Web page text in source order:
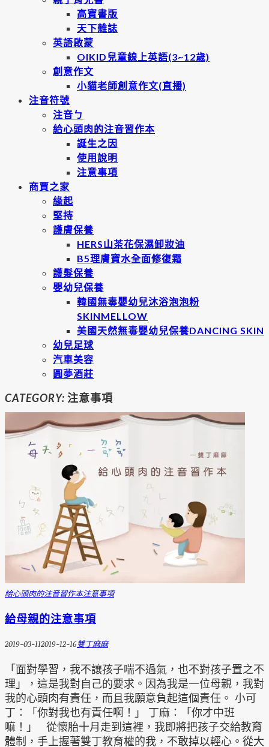
高寶書版
天下雜誌
英語啟蒙
OIKID兒童線上英語(3~12歲)
創意作文
小貓老師創意作文(直播)
注音符號
注音ㄅ
給心頭肉的注音習作本
誕生之因
使用說明
注意事項
商賈之家
緣起
堅持
護膚保養
HERS山茶花保濕卸妝油
B5理膚寶水全面修復霜
護髮保養
嬰幼兒保養
韓國無毒嬰幼兒沐浴泡泡粉
SKINMELLOW
美國天然無毒嬰幼兒保養DANCING SKIN
幼兒足球
汽車美容
圓夢酒莊
CATEGORY: 注意事項
給心頭肉的注音習作本注意事項
給母親的注意事項
2019-03-112019-12-16雙丁麻麻
「面對學習，我不讓孩子喘不過氣，也不對孩子置之不
理」，這是我對自己的要求。因為我是一位母親，我對
我的心頭肉有責任，而且我願意負起這個責任。 小可
丁：「你對我也有責任啊！」 丁麻：「你才中班
嘛！」 從懷胎十月走到這裡，我即將把孩子交給教育
體制，手上握著雙丁教育權的我，不敢掉以輕心。從大